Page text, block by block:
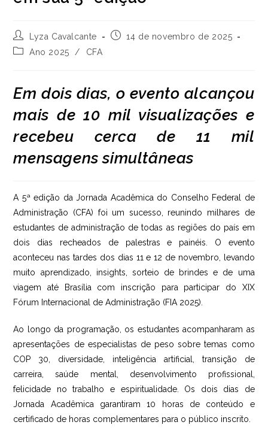
Autor
do
post:
Lyza Cavalcante
Post14 de novembro de 2025
Categoria
Ano 2025 / CFA
Em dois dias, o evento alcançou
mais de 10 mil visualizações e
recebeu cerca de 11 mil
mensagens simultâneas
A 5ª edição da Jornada Acadêmica do Conselho Federal de
Administração (CFA) foi um sucesso, reunindo milhares de
estudantes de administração de todas as regiões do país em
dois dias recheados de palestras e painéis. O evento
aconteceu nas tardes dos dias 11 e 12 de novembro, levando
muito aprendizado, insights, sorteio de brindes e de uma
viagem até Brasília com inscrição para participar do XIX
Fórum Internacional de Administração (FIA 2025).
Ao longo da programação, os estudantes acompanharam as
apresentações de especialistas de peso sobre temas como
COP 30, diversidade, inteligência artificial, transição de
carreira, saúde mental, desenvolvimento profissional,
felicidade no trabalho e espiritualidade. Os dois dias de
Jornada Acadêmica garantiram 10 horas de conteúdo e
certificado de horas complementares para o público inscrito.